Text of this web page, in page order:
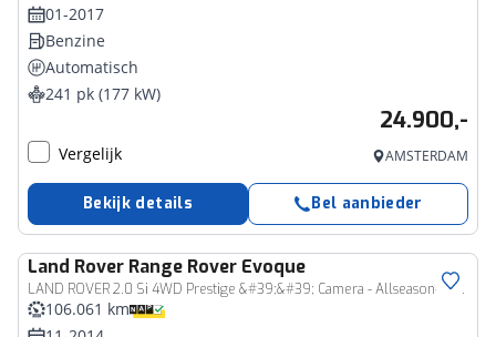
01-2017
Benzine
Automatisch
241 pk (177 kW)
24.900,-
Vergelijk AMSTERDAM
Bekijk details Bel aanbieder
Land Rover Range Rover Evoque
LAND ROVER 2.0 Si 4WD Prestige &#39;&#39; Camera - Allseason-banden - Leer &#39;&#39;
106.061 km